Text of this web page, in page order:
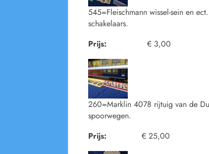
545=Fleischmann wissel-sein en ect.
schakelaars.
Prijs:
€ 3,00
260=Marklin 4078 rijtuig van de
spoorwegen.
Prijs:
€ 25,00